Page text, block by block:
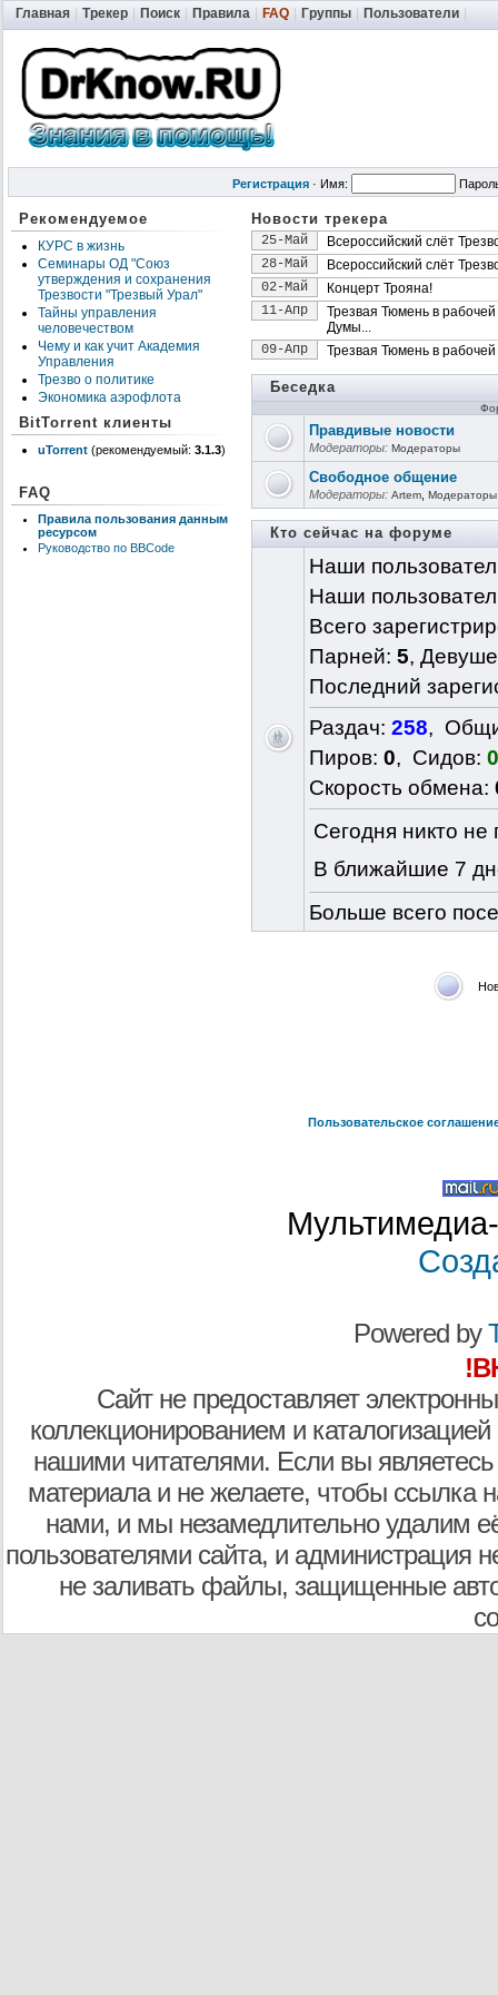
Главная Трекер Поиск Правила FAQ Группы Пользователи
Регистрация · Имя:
Рекомендуемое
КУРС в жизнь
Семинары ОД "Союз
утверждения и сохранения
Трезвости "Трезвый Урал"
Тайны управления
человечеством
Чему и как учит Академия
Управления
Трезво о политике
Экономика аэрофлота
BitTorrent клиенты
uTorrent (рекомендуемый: 3.1.3)
FAQ
Правила пользования данным
ресурсом
Руководство по BBCode
Новости трекера
25-Май
Всероссийский слёт
28-Май
Всероссийский слёт
02-Май
Концерт Трояна!
11-Апр
Трезвая Тюмень в
Думы...
09-Апр
Трезвая Тюмень в
Беседка
Правдивые новости
Модераторы: Модераторы
Свободное общение
Модераторы: Artem Модераторы
Кто сейчас на форуме
Наши
Наши
Всего
Парней: 5,
Последний
Раздач: 258,
Пиров: 0, Сидов: 0
Скорость обмена:
Сегодня никто
В ближайшие 7
Больше всего
Пользовательское
Powered by
Сайт не предоставляет
коллекционированием и
нашими читателями. Если вы являетесь
материала и не желаете, чтобы ссылка
нами, и мы незамедлительно удалим
пользователями сайта, и администрация
не заливать файлы, защищенные